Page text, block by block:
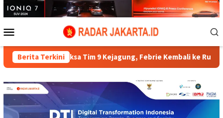
Loncat
ke
Mobile
Berita Terkini
Diperiksa Tim 9 Kejagung, Febrie Kembali ke Rutan KPK